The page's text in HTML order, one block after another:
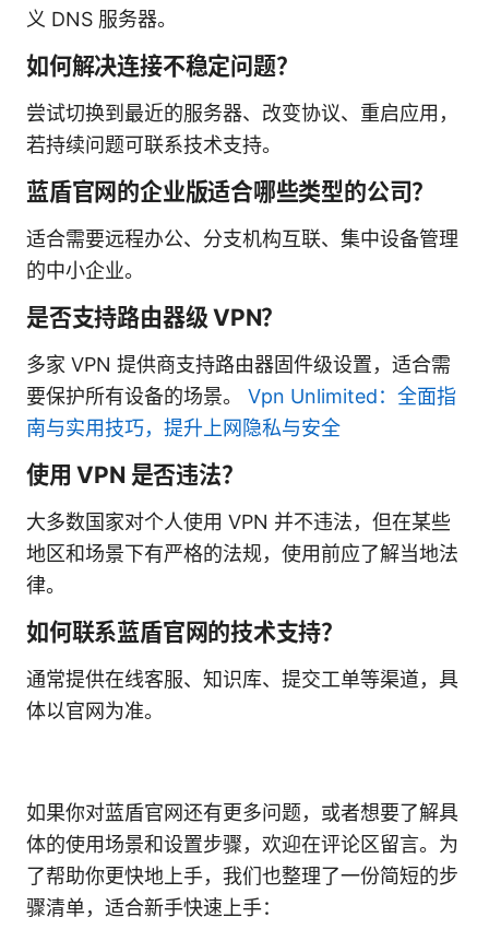
义 DNS 服务器。
如何解决连接不稳定问题？
尝试切换到最近的服务器、改变协议、重启应用，
若持续问题可联系技术支持。
蓝盾官网的企业版适合哪些类型的公司？
适合需要远程办公、分支机构互联、集中设备管理
的中小企业。
是否支持路由器级 VPN？
多家 VPN 提供商支持路由器固件级设置，适合需
要保护所有设备的场景。 Vpn Unlimited：全面指
南与实用技巧，提升上网隐私与安全
使用 VPN 是否违法？
大多数国家对个人使用 VPN 并不违法，但在某些
地区和场景下有严格的法规，使用前应了解当地法
律。
如何联系蓝盾官网的技术支持？
通常提供在线客服、知识库、提交工单等渠道，具
体以官网为准。
如果你对蓝盾官网还有更多问题，或者想要了解具
体的使用场景和设置步骤，欢迎在评论区留言。为
了帮助你更快地上手，我们也整理了一份简短的步
骤清单，适合新手快速上手：